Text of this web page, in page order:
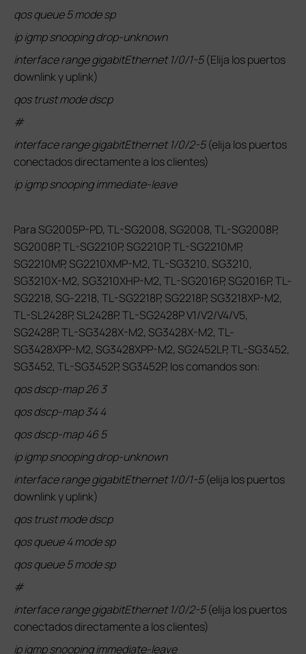
qos queue 5 mode sp
ip igmp snooping drop-unknown
interface range gigabitEthernet 1/0/1-5(Elija los puertos
downlink y uplink)
qos trust mode dscp
#
interface range gigabitEthernet 1/0/2-5(elija los puertos
conectados directamente a los clientes)
ip igmp snooping immediate-leave
Para SG2005P-PD, TL-SG2008, SG2008, TL-SG2008P,
SG2008P, TL-SG2210P, SG2210P, TL-SG2210MP,
SG2210MP, SG2210XMP-M2, TL-SG3210, SG3210,
SG3210X-M2, SG3210XHP-M2, TL-SG2016P, SG2016P, TL-
SG2218, SG-2218, TL-SG2218P, SG2218P, SG3218XP-M2,
TL-SL2428P, SL2428P, TL-SG2428P V1/V2/V4/V5,
SG2428P, TL-SG3428X-M2, SG3428X-M2, TL-
SG3428XPP-M2, SG3428XPP-M2, SG2452LP, TL-SG3452,
SG3452, TL-SG3452P, SG3452P, los comandos son:
qos dscp-map 26 3
qos dscp-map 34 4
qos dscp-map 46 5
ip igmp snooping drop-unknown
interface range gigabitEthernet 1/0/1-5(elija los puertos
downlink y uplink)
qos trust mode dscp
qos queue 4 mode sp
qos queue 5 mode sp
#
interface range gigabitEthernet 1/0/2-5(elija los puertos
conectados directamente a los clientes)
ip igmp snooping immediate-leave